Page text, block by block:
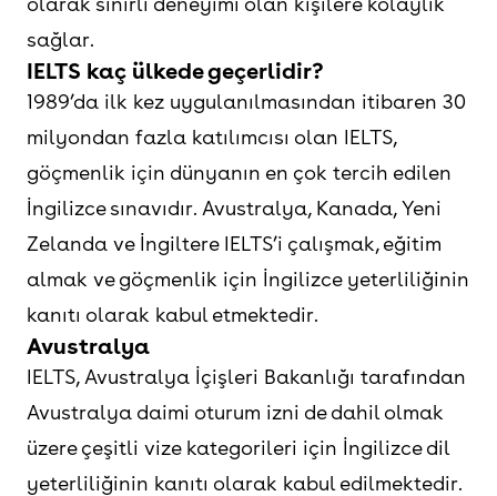
sağlar.
IELTS kaç ülkede geçerlidir?
1989’da ilk kez uygulanılmasından itibaren 30
milyondan fazla katılımcısı olan IELTS,
göçmenlik için dünyanın en çok tercih edilen
İngilizce sınavıdır. Avustralya, Kanada, Yeni
Zelanda ve İngiltere IELTS’i çalışmak, eğitim
almak ve göçmenlik için İngilizce yeterliliğinin
kanıtı olarak kabul etmektedir.
Avustralya
IELTS, Avustralya İçişleri Bakanlığı tarafından
Avustralya daimi oturum izni de dahil olmak
üzere çeşitli vize kategorileri için İngilizce dil
yeterliliğinin kanıtı olarak kabul edilmektedir.